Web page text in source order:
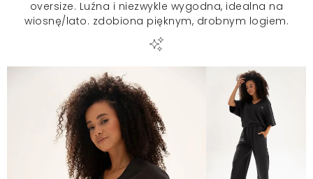
oversize. Luźna i niezwykle wygodna, idealna na
wiosnę/lato. zdobiona pięknym, drobnym logiem.